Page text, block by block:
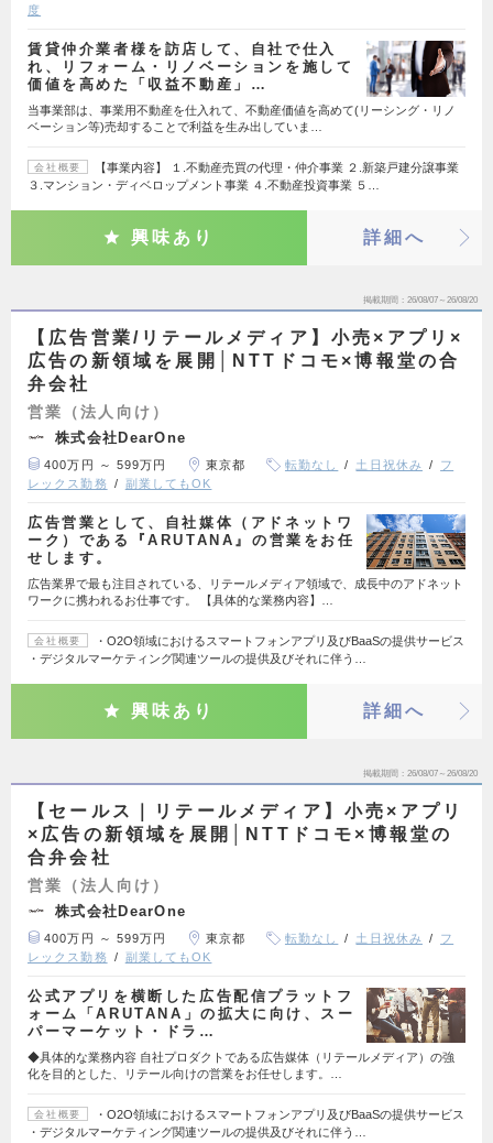
度
賃貸仲介業者様を訪店して、自社で仕入
れ、リフォーム・リノベーションを施して
価値を高めた「収益不動産」…
当事業部は、事業用不動産を仕入れて、不動産価値を高めて(リーシング・リノ
ベーション等)売却することで利益を生み出していま…
会社概要
【事業内容】 １.不動産売買の代理・仲介事業 ２.新築戸建分譲事業
３.マンション・ディベロップメント事業 ４.不動産投資事業 ５…
興味あり 詳細へ
掲載期間 26/08/07～26/08/20
【広告営業/リテールメディア】小売×アプリ×
広告の新領域を展開│NTTドコモ×博報堂の合
弁会社
営業（法人向け）
株式会社DearOne
400万円 ～ 599万円 東京都 転勤なし 土日祝休み
フ
レックス勤務
副業してもOK
広告営業として、自社媒体（アドネットワ
ーク）である『ARUTANA』の営業をお任
せします。
広告業界で最も注目されている、リテールメディア領域で、成長中のアドネット
ワークに携われるお仕事です。 【具体的な業務内容】…
会社概要
・O2O領域におけるスマートフォンアプリ及びBaaSの提供サービス
・デジタルマーケティング関連ツールの提供及びそれに伴う…
興味あり 詳細へ
掲載期間 26/08/07～26/08/20
【セールス｜リテールメディア】小売×アプリ
×広告の新領域を展開│NTTドコモ×博報堂の
合弁会社
営業（法人向け）
株式会社DearOne
400万円 ～ 599万円 東京都 転勤なし 土日祝休み
フ
レックス勤務
副業してもOK
公式アプリを横断した広告配信プラットフ
ォーム「ARUTANA」の拡大に向け、スー
パーマーケット・ドラ…
◆具体的な業務内容 自社プロダクトである広告媒体（リテールメディア）の強
化を目的とした、リテール向けの営業をお任せします。…
会社概要
・O2O領域におけるスマートフォンアプリ及びBaaSの提供サービス
・デジタルマーケティング関連ツールの提供及びそれに伴う…